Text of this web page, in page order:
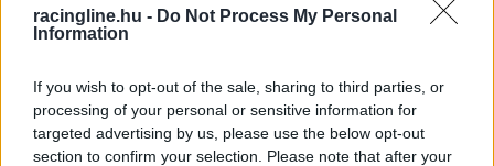
racingline.hu - Do Not Process My Personal
Information
If you wish to opt-out of the sale, sharing to third parties, or
processing of your personal or sensitive information for
targeted advertising by us, please use the below opt-out
section to confirm your selection. Please note that after your
pályára gurulhassanak.
„Sok munkatársam lesz majd itt a mexikói
hétvégén, szóval remélem jó eredményt fogunk
majd elérni.”